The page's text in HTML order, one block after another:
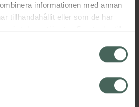
informationen med annan
tillhandahållit eller som de har
deras tjänster. Samtycke till
via webbplatsens
återkallat samtycke påverkar inte
som skett innan återkallelsen.
FASS Visa